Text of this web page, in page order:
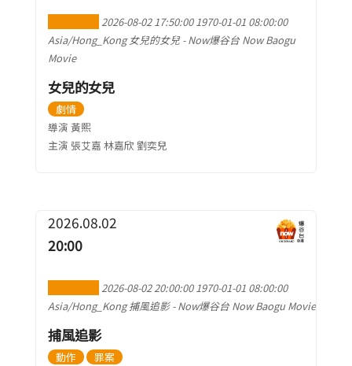
2026-08-02 17:50:00 1970-01-01 08:00:00
Asia/Hong_Kong 女兒的女兒 - Now爆谷台 Now Baogu
Movie
女兒的女兒
劇情
導演 黃熙
主演 張艾嘉 林嘉欣 劉奕兒
2026.08.02
20:00
2026-08-02 20:00:00 1970-01-01 08:00:00
Asia/Hong_Kong 捕風追影 - Now爆谷台 Now Baogu Movie
捕風追影
動作
罪案